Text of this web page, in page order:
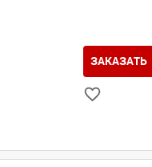
ЗАКАЗАТЬ